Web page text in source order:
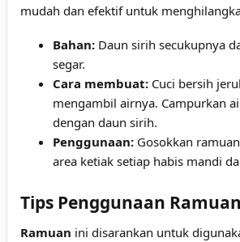
mudah dan efektif untuk
Bahan: Daun sirih secukupnya
segar.
Cara membuat: Cuci bersih
mengambil airnya. Campurkan
dengan daun sirih.
Penggunaan: Gosokkan
area ketiak setiap habis mandi
Tips Penggunaan Ramuan
Ramuan ini disarankan untuk